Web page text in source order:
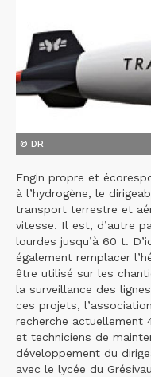
© DR
Engin propre et
à l’hydrogène, le
transport terrestre et
vitesse. Il est, d’autre
lourdes jusqu’à 60 t.
également remplacer
être utilisé sur les
la surveillance des
ces projets,
recherche
et techniciens de
développement du
avec le lycée du